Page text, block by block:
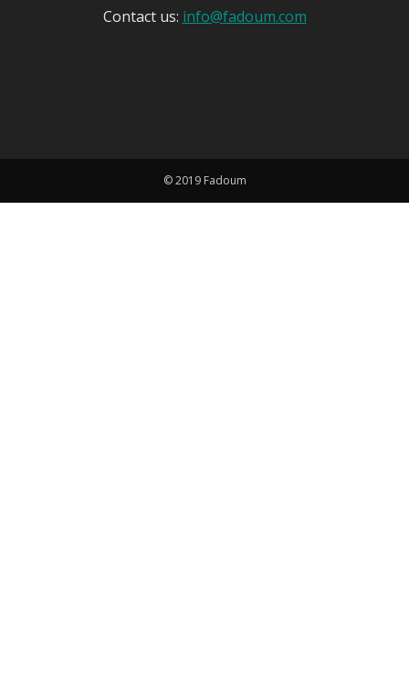
Contact us: info@fadoum.com
© 2019 Fadoum